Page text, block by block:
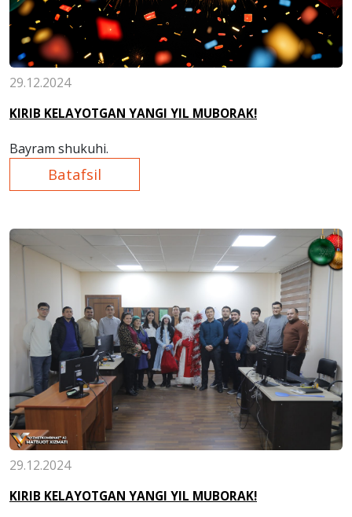
29.12.2024
KIRIB KELAYOTGAN YANGI YIL MUBORAK!
Bayram shukuhi.
Batafsil
29.12.2024
KIRIB KELAYOTGAN YANGI YIL MUBORAK!